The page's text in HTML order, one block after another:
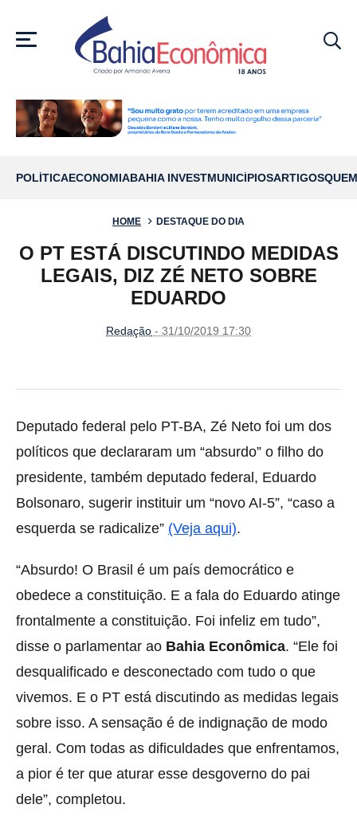
MENU
POLÍTICAECONOMIABAHIA INVESTMUNICÍPIOSARTIGOS
HOME DESTAQUE DO DIA
O PT ESTÁ DISCUTINDO MEDIDAS
LEGAIS, DIZ ZÉ NETO SOBRE
EDUARDO
Redação - 31/10/2019 17:30
Deputado federal pelo PT-BA, Zé Neto foi um dos
políticos que declararam um “absurdo” o filho do
presidente, também deputado federal, Eduardo
Bolsonaro, sugerir instituir um “novo AI-5”, “caso a
esquerda se radicalize” (Veja aqui).
“Absurdo! O Brasil é um país democrático e
obedece a constituição. E a fala do Eduardo atinge
frontalmente a constituição. Foi infeliz em tudo”,
disse o parlamentar ao Bahia Econômica. “Ele foi
desqualificado e desconectado com tudo o que
vivemos. E o PT está discutindo as medidas legais
sobre isso. A sensação é de indignação de modo
geral. Com todas as dificuldades que enfrentamos,
a pior é ter que aturar esse desgoverno do pai
dele”, completou.